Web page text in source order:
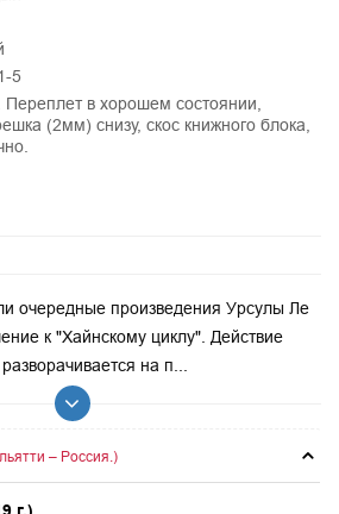
5
в хорошем состоянии,
(2мм) снизу, скос книжного блока,
очередные произведения Урсулы Ле
к "Хайнскому циклу". Действие
на п...
– Россия.)